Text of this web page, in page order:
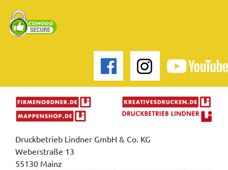
Druckbetrieb Lindner GmbH & Co. KG
Weberstraße 13
55130 Mainz